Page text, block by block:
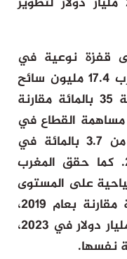
قفزة نوعية في
أعداد الوافدين، إذ استقبل المغرب 17.4 مليون سائح
خلال 2024، مسجلًا ارتفاعًا بنسبة 35 بالمائة مقارنة
مساهمة القطاع في
الناتج المحلي الإجمالي، لترتفع من 3.7 بالمائة في
2020 إلى 7.3 بالمائة في 2023. كما حقق المغرب
على المستوى
الإفريقي، بزيادة بلغت 43 بالمائة مقارنة بعام 2019،
ليصل إجمالي العائدات إلى 10.5 مليار دولار في 2023،